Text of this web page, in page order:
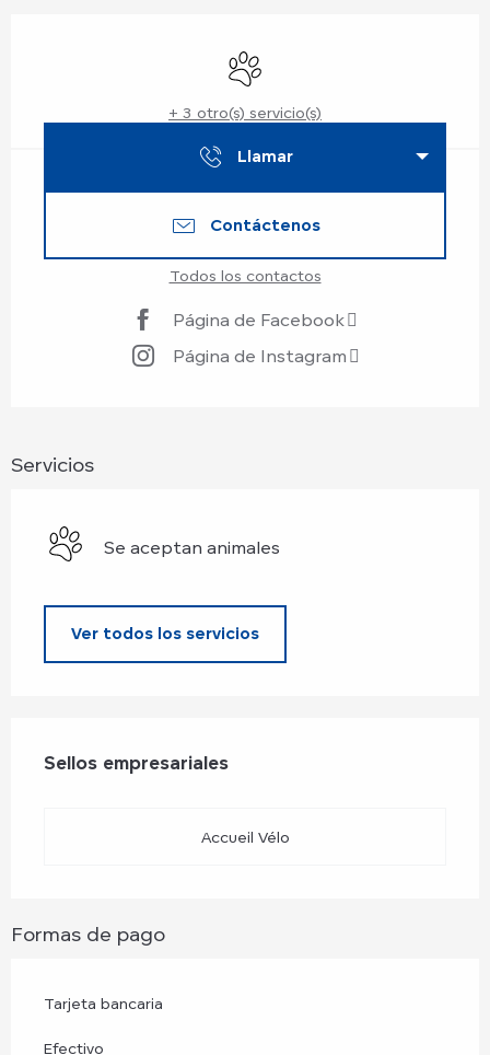
Se aceptan animales
+ 3 otro(s) servicio(s)
Llamar
Contáctenos
Todos los contactos
Página de Facebook
Página de Instagram
Servicios
Se aceptan animales
Ver todos los servicios
Sellos empresariales
Sellos empresariales
Accueil Vélo
Formas de pago
Tarjeta bancaria
Efectivo